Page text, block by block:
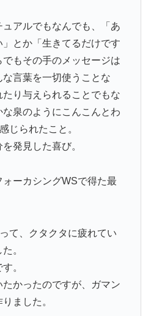
アルでもなんでも、「あ
とか「生きてるだけです
もその手のメッセージは
言葉を一切使うことな
たり与えられることでもな
な泉のようにこんこんとわ
じられたこと。
発見した喜び。
ーカシングWSで得た最
て、クタクタに疲れてい
。
。
かったのですが、ガマン
ました。